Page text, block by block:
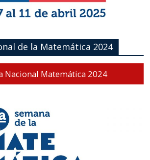
de la Matemática 2024
Nacional Matemática 2024